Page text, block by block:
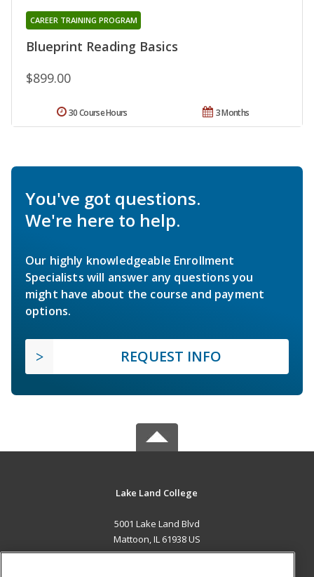
Blueprint Reading Basics
CAREER TRAINING PROGRAM
$899.00
3 Months
30 Course Hours
You've got questions.
We're here to help.
Our highly knowledgeable Enrollment
Specialists will answer any questions you
might have about the course and payment
options.
REQUEST INFO
Lake Land College
5001 Lake Land Blvd
Mattoon, IL 61938 US